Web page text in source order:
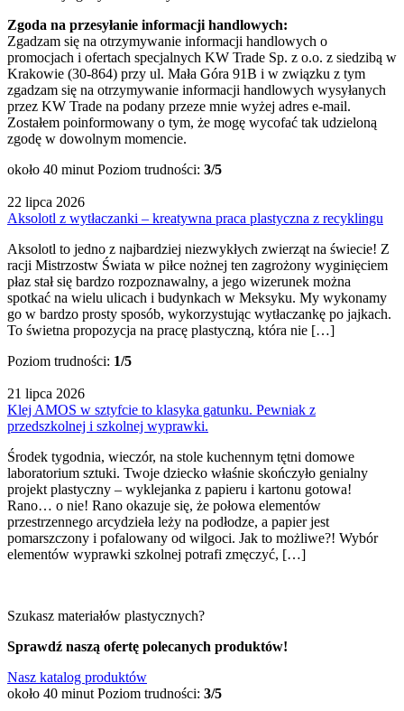
Zgoda na przesyłanie informacji handlowych:
Zgadzam się na otrzymywanie informacji handlowych o
promocjach i ofertach specjalnych KW Trade Sp. z o.o. z siedzibą w
Krakowie (30-864) przy ul. Mała Góra 91B i w związku z tym
zgadzam się na otrzymywanie informacji handlowych wysyłanych
przez KW Trade na podany przeze mnie wyżej adres e-mail.
Zostałem poinformowany o tym, że mogę wycofać tak udzieloną
zgodę w dowolnym momencie.
około 40 minut Poziom trudności: 3/5
22 lipca 2026
Aksolotl z wytłaczanki – kreatywna praca plastyczna z recyklingu
Aksolotl to jedno z najbardziej niezwykłych zwierząt na świecie! Z
racji Mistrzostw Świata w piłce nożnej ten zagrożony wyginięciem
płaz stał się bardzo rozpoznawalny, a jego wizerunek można
spotkać na wielu ulicach i budynkach w Meksyku. My wykonamy
go w bardzo prosty sposób, wykorzystując wytłaczankę po jajkach.
To świetna propozycja na pracę plastyczną, która nie […]
Poziom trudności: 1/5
21 lipca 2026
Klej AMOS w sztyfcie to klasyka gatunku. Pewniak z
przedszkolnej i szkolnej wyprawki.
Środek tygodnia, wieczór, na stole kuchennym tętni domowe
laboratorium sztuki. Twoje dziecko właśnie skończyło genialny
projekt plastyczny – wyklejanka z papieru i kartonu gotowa!
Rano… o nie! Rano okazuje się, że połowa elementów
przestrzennego arcydzieła leży na podłodze, a papier jest
pomarszczony i pofalowany od wilgoci. Jak to możliwe?! Wybór
elementów wyprawki szkolnej potrafi zmęczyć, […]
Szukasz materiałów plastycznych?
Sprawdź naszą ofertę polecanych produktów!
Nasz katalog produktów
około 40 minut Poziom trudności: 3/5